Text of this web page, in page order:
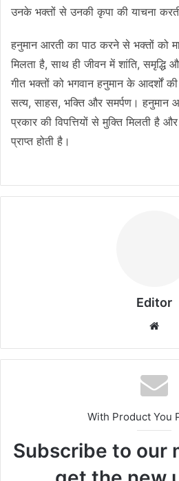
उनके भक्तों से उनकी कृपा की याचना
हनुमान आरती का पाठ करने से भक्तों को
मिलता है, साथ ही जीवन में शांति,
गीत भक्तों को भगवान हनुमान के आदर्शों
सत्य, साहस, भक्ति और समर्पण। हनुमान
प्रकार की विपत्तियों से मुक्ति मिलती है
प्राप्त होती है।
Editor
With Product You
Subscribe to our